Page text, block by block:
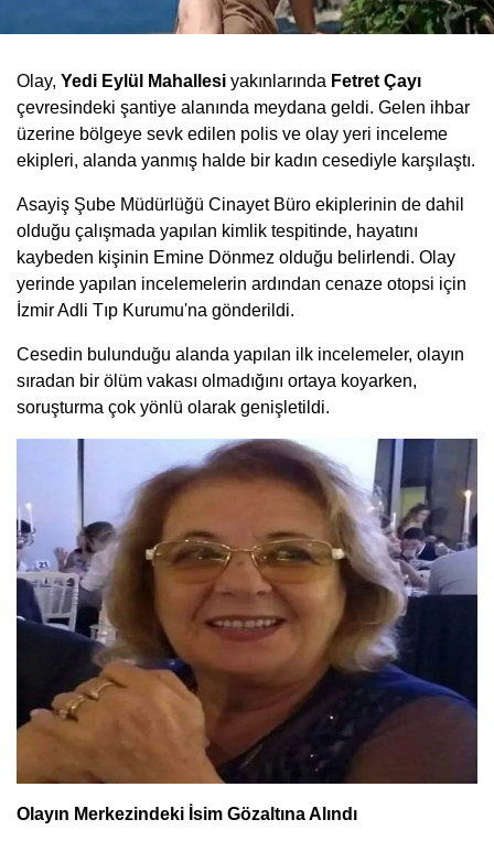
Olay, Yedi Eylül Mahallesi yakınlarında Fetret Çayı
çevresindeki şantiye alanında meydana geldi. Gelen ihbar
üzerine bölgeye sevk edilen polis ve olay yeri inceleme
ekipleri, alanda yanmış halde bir kadın cesediyle karşılaştı.
Asayiş Şube Müdürlüğü Cinayet Büro ekiplerinin de dahil
olduğu çalışmada yapılan kimlik tespitinde, hayatını
kaybeden kişinin Emine Dönmez olduğu belirlendi. Olay
yerinde yapılan incelemelerin ardından cenaze otopsi için
İzmir Adli Tıp Kurumu'na gönderildi.
Cesedin bulunduğu alanda yapılan ilk incelemeler, olayın
sıradan bir ölüm vakası olmadığını ortaya koyarken,
soruşturma çok yönlü olarak genişletildi.
Olayın Merkezindeki İsim Gözaltına Alındı